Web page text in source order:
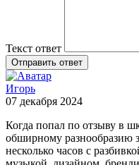
Текст ответ
Отправить ответ
Игорь
07 декабря 2024
Когда попал по отзыву в
обширному разнообразию
несколько часов с